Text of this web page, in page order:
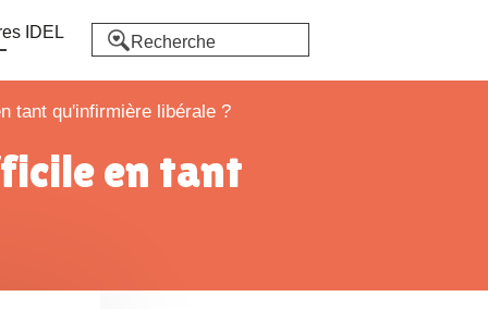
IDEL
tant qu'infirmière libérale ?